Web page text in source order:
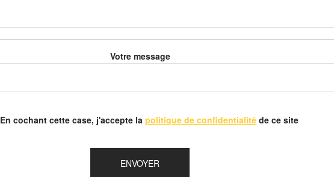
Votre message
En cochant cette case, j'accepte lapolitique de confidentialité de ce site